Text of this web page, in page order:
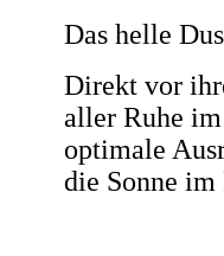
Das helle
Direkt vor
aller Ruhe
optimale
die Sonne im